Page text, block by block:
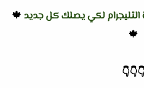
التليجرام لكي يصلك كل جديد 🍁
🍁
👇
👇